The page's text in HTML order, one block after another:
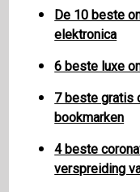
De 10 beste
elektronica
6 beste luxe
7 beste gratis
bookmarken
4 beste
verspreiding